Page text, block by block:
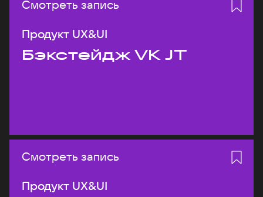
Смотреть запись
Продукт UX&UI
Бэкстейдж VK JT
Смотреть запись
Продукт UX&UI